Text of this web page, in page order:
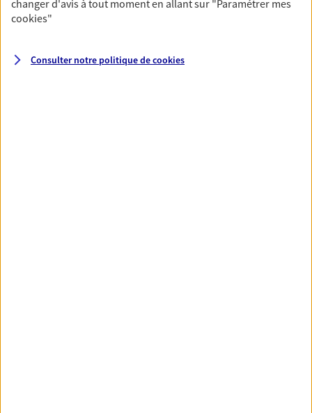
Pour un avenir serein, assurez-vous avec notre
contrat prévoyance. Préservez vos proches en cas
garanties incapacité temporaire totale de travail,
invalidité ou de décès.
changer d'avis à tout moment en allant sur "Paramétrer mes
cookies"
Consulter notre politique decookies